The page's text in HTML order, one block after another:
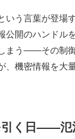
う言葉が登場
公開のハンドル
まう——その制
、機密情報を大
引く日——氾